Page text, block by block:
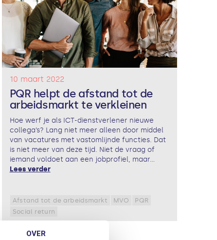
OVER
10 maart 2022
PQR helpt de afstand tot de
arbeidsmarkt te verkleinen
Hoe werf je als ICT-dienstverlener nieuwe
collega’s? Lang niet meer alleen door middel
van vacatures met vastomlijnde functies. Dat
is niet meer van deze tijd. Niet de vraag of
iemand voldoet aan een jobprofiel, maar...
Lees verder
Afstand tot de arbeidsmarkt MVO
PQR
Social return